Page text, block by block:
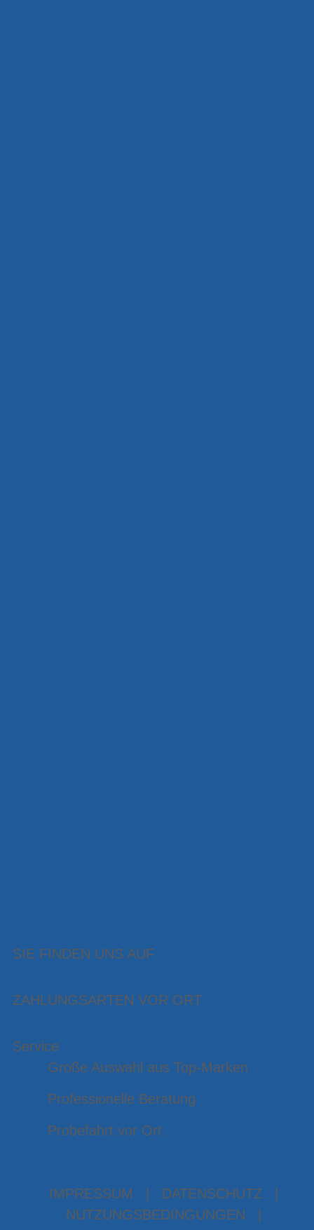
SIE FINDEN UNS AUF
ZAHLUNGSARTEN VOR ORT
Service
Große Auswahl aus Top-Marken
Professionelle Beratung
Probefahrt vor Ort
IMPRESSUM DATENSCHUTZ
NUTZUNGSBEDINGUNGEN